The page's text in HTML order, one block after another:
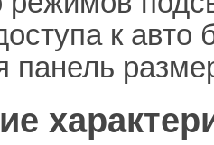
к авто
панель